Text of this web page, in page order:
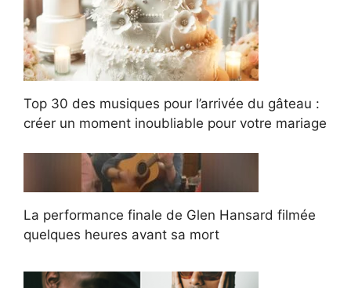
Top 30 des musiques pour l’arrivée du gâteau :
créer un moment inoubliable pour votre mariage
La performance finale de Glen Hansard filmée
quelques heures avant sa mort